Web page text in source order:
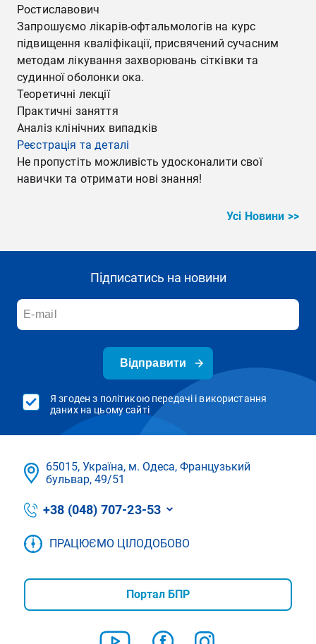
Ростиславович
Запрошуємо лікарів-офтальмологів на курс
підвищення кваліфікації, присвячений сучасним
методам лікування захворювань сітківки та
судинної оболонки ока.
Теоретичні лекції
Практичні заняття
Аналіз клінічних випадків
Реєстрація та деталі
Не пропустіть можливість удосконалити свої
навички та отримати нові знання!
Усі Новини >>
Підписатись на новини
Відправити
Я згоден з політикою передачі і використання
даних на цьому сайті
65015, Україна, м. Одеса, Французький
бульвар, 49/51
+38 (048) 707-23-53
ПРАЦЮЄМО ЦІЛОДОБОВО
Портал БПР